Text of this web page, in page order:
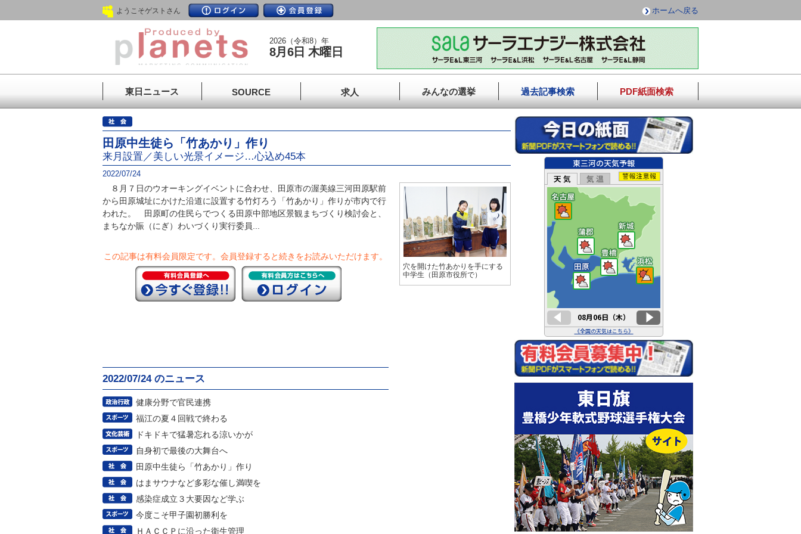
ようこそゲストさん ホームへ戻る
2026（令和8）年
8月6日 木曜日
東日ニュース SOURCE 求人 みんなの選挙 過去記事検索 PDF紙面検索
田原中生徒ら「竹あかり」作り
来月設置／美しい光景イメージ…心込め45本
2022/07/24
８月７日のウオーキングイベントに合わせ、田原市の渥美線三河田原駅前
から田原城址にかけた沿道に設置する竹灯ろう「竹あかり」作りが市内で行
われた。 田原町の住民らでつくる田原中部地区景観まちづくり検討会と、
まちなか賑（にぎ）わいづくり実行委員...
この記事は有料会員限定です。 会員登録すると続きをお読みいただけます。
2022/07/24 のニュース
健康分野で官民連携
福江の夏４回戦で終わる
ドキドキで猛暑忘れる涼いかが
自身初で最後の大舞台へ
田原中生徒ら「竹あかり」作り
はまサウナなど多彩な催し満喫を
感染症成立３大要因など学ぶ
今度こそ甲子園初勝利を
ＨＡＣＣＰに沿った衛生管理
穴を開けた竹あかりを手にする
中学生（田原市役所で）